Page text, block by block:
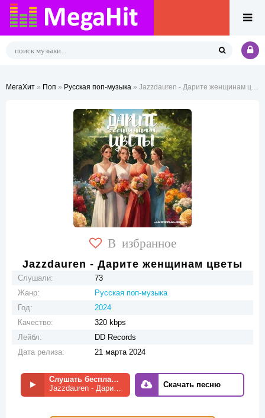
МегаХит » Поп » Русская поп-музыка » Jazzdauren - Дарите женщинам цветы
В избранное
Jazzdauren - Дарите женщинам цветы
Слушали:
73
Жанр:
Русская поп-музыка
Год:
2024
Качество:
320 kbps
Лейбл:
DD Records
Дата релиза:
21 марта 2024
Слушать бесплатно
Jazzdauren - Дарите женщинам цветы
Скачать песню